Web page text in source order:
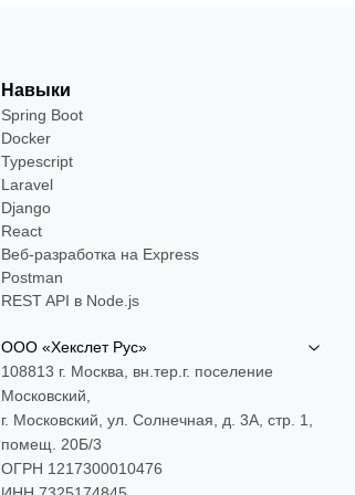
Навыки
Spring Boot
Docker
Typescript
Laravel
Django
React
Веб-разработка на Express
Postman
REST API в Node.js
ООО «Хекслет Рус»
108813 г. Москва, вн.тер.г. поселение
Московский,
г. Московский, ул. Солнечная, д. 3А, стр. 1,
помещ. 20Б/3
ОГРН 1217300010476